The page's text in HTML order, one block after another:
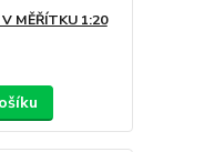
MĚŘÍTKU 1:20